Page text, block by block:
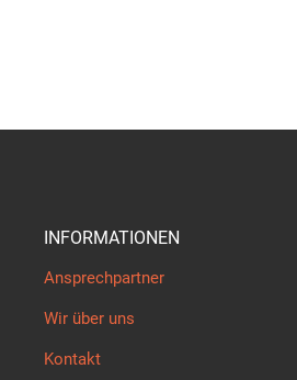
INFORMATIONEN
Ansprechpartner
Wir über uns
Kontakt